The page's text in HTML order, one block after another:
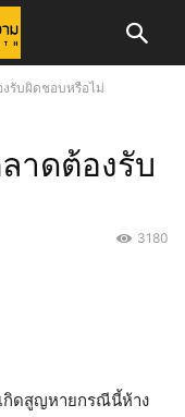
รับผิดชอบหรือไม่
าดต้องรับ
3180
กิดสูญหายกรณีนี้ห้าง